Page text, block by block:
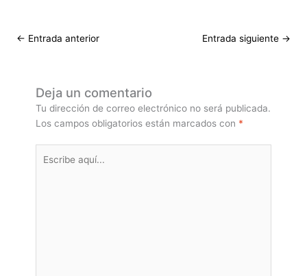
← Entrada anterior Entrada siguiente →
Deja un comentario
Tu dirección de correo electrónico no será publicada.
Los campos obligatorios están marcados con *
aquí...